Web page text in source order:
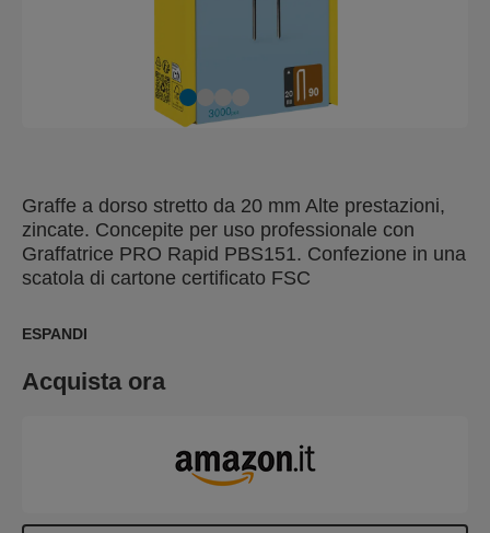
Graffe a dorso stretto da 20 mm Alte prestazioni,
zincate. Concepite per uso professionale con
Graffatrice PRO Rapid PBS151. Confezione in una
scatola di cartone certificato FSC
ESPANDI
Acquista ora